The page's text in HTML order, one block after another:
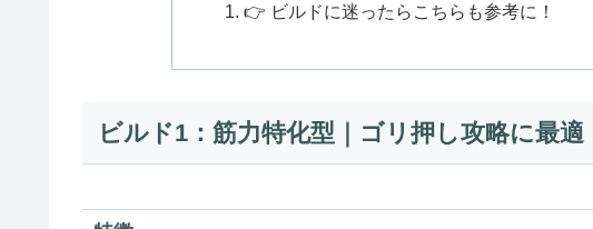
👉 ビルドに迷ったらこちらも参考に！
ビルド1：筋力特化型｜ゴリ押し攻略に最適